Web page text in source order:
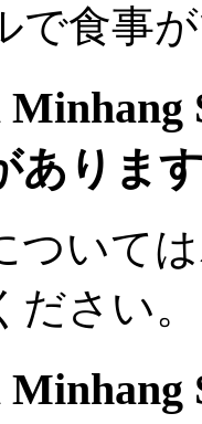
で食事
ありま
ついて
さい。